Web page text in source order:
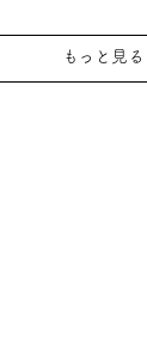
もっと見る